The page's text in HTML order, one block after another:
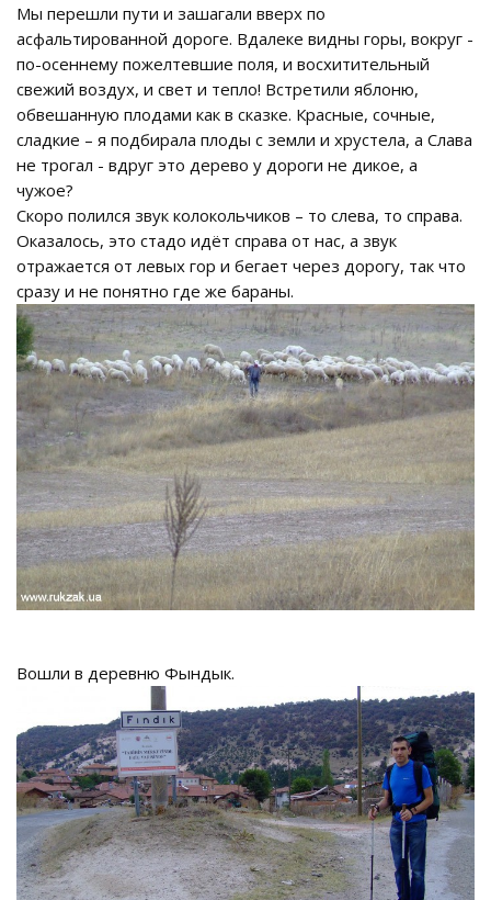
Мы перешли пути и зашагали вверх по
асфальтированной дороге. Вдалеке видны горы, вокруг -
по-осеннему пожелтевшие поля, и восхитительный
свежий воздух, и свет и тепло! Встретили яблоню,
обвешанную плодами как в сказке. Красные, сочные,
сладкие – я подбирала плоды с земли и хрустела, а Слава
не трогал - вдруг это дерево у дороги не дикое, а
чужое?
Скоро полился звук колокольчиков – то слева, то справа.
Оказалось, это стадо идёт справа от нас, а звук
отражается от левых гор и бегает через дорогу, так что
сразу и не понятно где же бараны.
Вошли в деревню Фындык.